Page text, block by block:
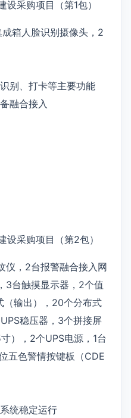
设采购项目（第1包）
箱人脸识别摄像头，2
别、打卡等主要功能
融合接入
设采购项目（第2包）
仪，2台报警融合接入网
3台触摸显示器，2个值
输出），20个分布式
稳压器，3个拼接屏
），2个UPS电源，1台
五色警情按键板（CDE
统稳定运行